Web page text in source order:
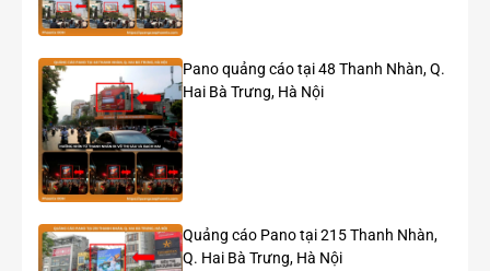
Quảng cáo của UNIE – Nhà đẹp Bếp xinh trên màn
LED 22 Đông Các – Ngã 7 Ô Chợ Dừa
Pano quảng cáo tại 48 Thanh Nhàn, Q.
Hai Bà Trưng, Hà Nội
Quảng cáo Pano tại 215 Thanh Nhàn,
Q. Hai Bà Trưng, Hà Nội